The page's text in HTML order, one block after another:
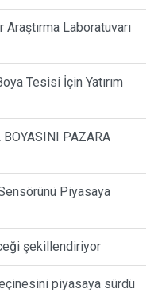
Laboratuvarı
Tesisi İçin Yatırım
BOYASINI PAZARA
Piyasaya
şekillendiriyor
piyasaya sürdü